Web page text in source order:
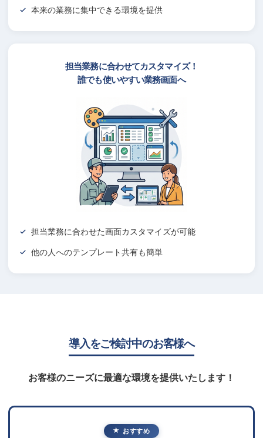
本来の業務に集中できる環境を提供
担当業務に合わせてカスタマイズ！
誰でも使いやすい業務画面へ
担当業務に合わせた画面カスタマイズが可能
他の人へのテンプレート共有も簡単
導入をご検討中のお客様へ
お客様のニーズに最適な環境を提供いたします！
おすすめ